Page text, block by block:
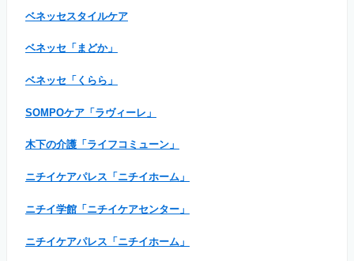
ベネッセスタイルケア
ベネッセ「まどか」
ベネッセ「くらら」
SOMPOケア「ラヴィーレ」
木下の介護「ライフコミューン」
ニチイケアパレス「ニチイホーム」
ニチイ学館「ニチイケアセンター」
ニチイケアパレス「ニチイホーム」